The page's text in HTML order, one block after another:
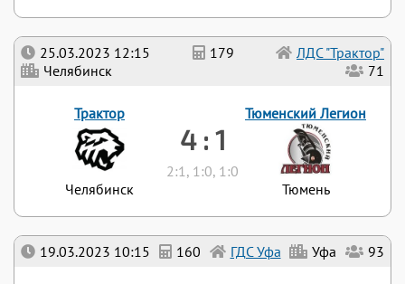
19.03.2023 10:15 160 ГДС Уфа Уфа 93
25.03.2023 12:15 179
ЛДС "Трактор"
Челябинск
71
Трактор
Челябинск
4 : 1
2:1, 1:0, 1:0
Тюменский Легион
Тюмень